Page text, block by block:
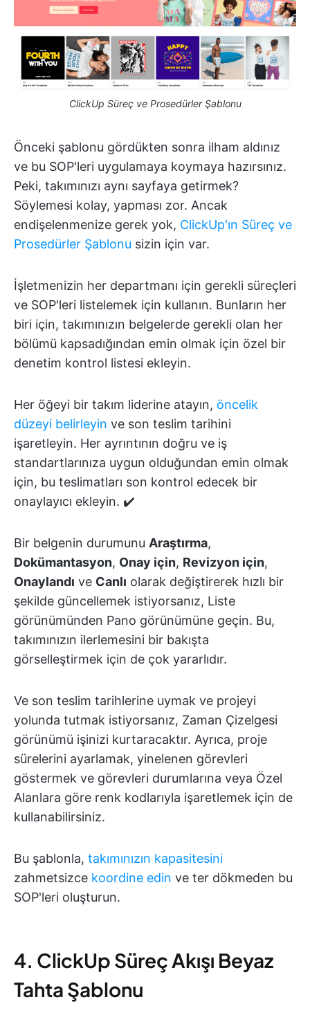
ClickUp Süreç ve Prosedürler Şablonu
Önceki şablonu gördükten sonra ilham aldınız
ve bu SOP'leri uygulamaya koymaya hazırsınız.
Peki, takımınızı aynı sayfaya getirmek?
Söylemesi kolay, yapması zor. Ancak
endişelenmenize gerek yok, ClickUp'ın Süreç ve
Prosedürler Şablonu sizin için var.
İşletmenizin her departmanı için gerekli süreçleri
ve SOP'leri listelemek için kullanın. Bunların her
biri için, takımınızın belgelerde gerekli olan her
bölümü kapsadığından emin olmak için özel bir
denetim kontrol listesi ekleyin.
Her öğeyi bir takım liderine atayın, öncelik
düzeyi belirleyin ve son teslim tarihini
işaretleyin. Her ayrıntının doğru ve iş
standartlarınıza uygun olduğundan emin olmak
için, bu teslimatları son kontrol edecek bir
onaylayıcı ekleyin. ✔️
Bir belgenin durumunu Araştırma,
Dokümantasyon, Onay için, Revizyon için,
Onaylandı ve Canlı olarak değiştirerek hızlı bir
şekilde güncellemek istiyorsanız, Liste
görünümünden Pano görünümüne geçin. Bu,
takımınızın ilerlemesini bir bakışta
görselleştirmek için de çok yararlıdır.
Ve son teslim tarihlerine uymak ve projeyi
yolunda tutmak istiyorsanız, Zaman Çizelgesi
görünümü işinizi kurtaracaktır. Ayrıca, proje
sürelerini ayarlamak, yinelenen görevleri
göstermek ve görevleri durumlarına veya Özel
Alanlara göre renk kodlarıyla işaretlemek için de
kullanabilirsiniz.
Bu şablonla, takımınızın kapasitesini
zahmetsizce koordine edin ve ter dökmeden bu
SOP'leri oluşturun.
4. ClickUp Süreç Akışı Beyaz
Tahta Şablonu